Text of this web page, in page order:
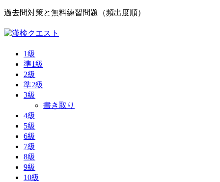
過去問対策と無料練習問題（頻出度順）
1級
準1級
2級
準2級
3級
書き取り
4級
5級
6級
7級
8級
9級
10級